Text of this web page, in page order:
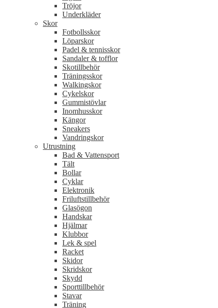
Tröjor
Underkläder
Skor
Fotbollsskor
Löparskor
Padel & tennisskor
Sandaler & tofflor
Skotillbehör
Träningsskor
Walkingskor
Cykelskor
Gummistövlar
Inomhusskor
Kängor
Sneakers
Vandringskor
Utrustning
Bad & Vattensport
Tält
Bollar
Cyklar
Elektronik
Friluftstillbehör
Glasögon
Handskar
Hjälmar
Klubbor
Lek & spel
Racket
Skidor
Skridskor
Skydd
Sporttillbehör
Stavar
Träning